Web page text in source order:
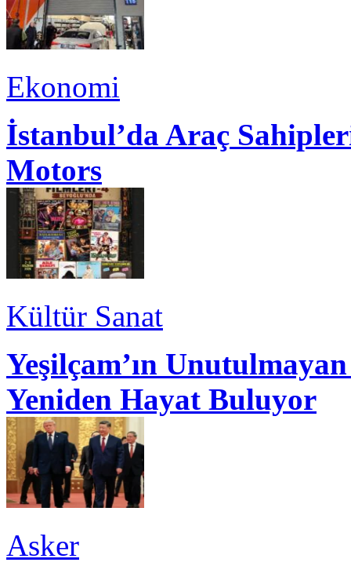
Ekonomi
İstanbul’da Araç
Motors
Kültür Sanat
Yeşilçam’ın
Yeniden Hayat Buluyor
Asker